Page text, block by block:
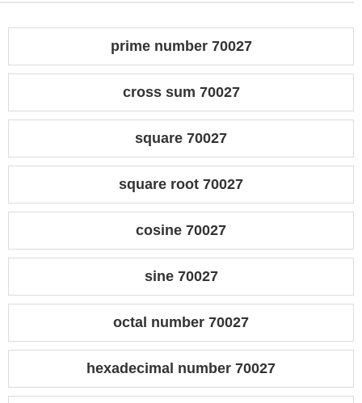
prime number 70027
cross sum 70027
square 70027
square root 70027
cosine 70027
sine 70027
octal number 70027
hexadecimal number 70027